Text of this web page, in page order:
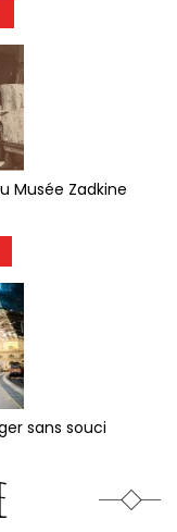
Musée Zadkine
sans souci